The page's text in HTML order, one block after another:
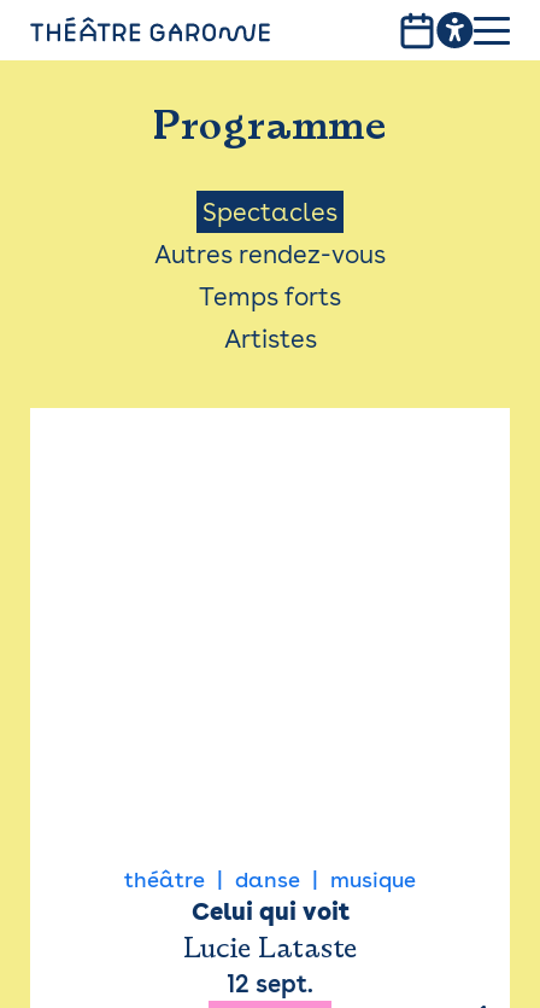
PROGRAMME
INFOS PRATIQUES
AVEC LES PUBLICS
ACCESSIBILITÉ
LES PRODUCTIONS
Programme
Menu
Saison
Spectacles
Autres rendez-vous
Temps forts
Artistes
théâtre danse musique
Celui qui voit
Lucie Lataste
12 sept.